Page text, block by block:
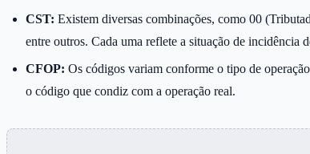
CST: Existem diversas combinações, como 00
entre outros. Cada uma reflete a situação de incidência
CFOP: Os códigos variam conforme o tipo de
o código que condiz com a operação real.